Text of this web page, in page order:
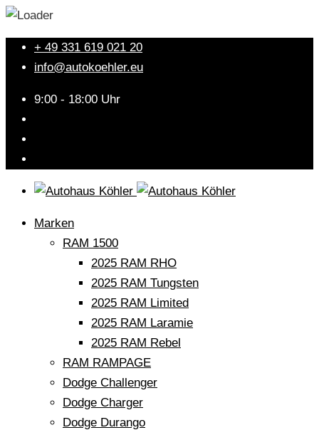
+ 49 331 619 021 20
info@autokoehler.eu
9:00 - 18:00 Uhr
Marken
RAM 1500
2025 RAM RHO
2025 RAM Tungsten
2025 RAM Limited
2025 RAM Laramie
2025 RAM Rebel
RAM RAMPAGE
Dodge Challenger
Dodge Charger
Dodge Durango